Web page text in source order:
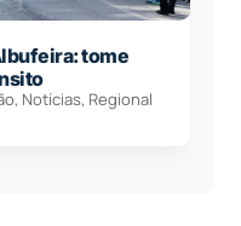
tome
, Notícias, Regional